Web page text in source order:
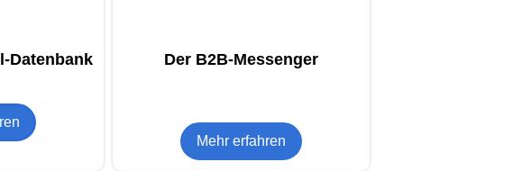
Datenbank Der B2B-Messenger
Mehr erfahren